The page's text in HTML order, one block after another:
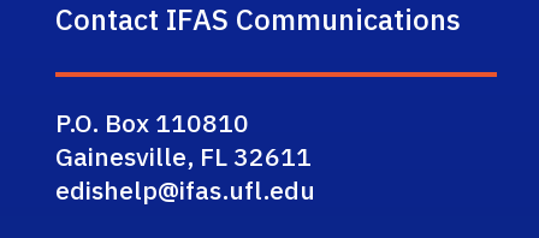
Contact IFAS Communications
P.O. Box 110810
Gainesville, FL 32611
edishelp@ifas.ufl.edu